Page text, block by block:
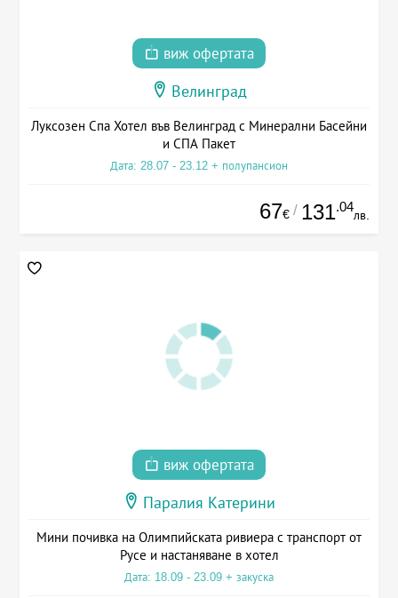
виж офертата
Велинград
Луксозен Спа Хотел във Велинград с Минерални Басейни
и СПА Пакет
Дата: 28.07 - 23.12 + полупансион
67€ / 131.04
лв.
виж офертата
Паралия Катерини
Мини почивка на Олимпийската ривиера с транспорт от
Русе и настаняване в хотел
Дата: 18.09 - 23.09 + закуска